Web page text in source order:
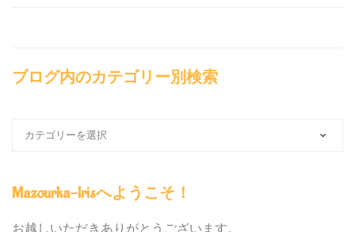
ブログ内のカテゴリー別検索
の
テ
Mazourka-Irisへようこそ！
お越しいただきありがとうございます。